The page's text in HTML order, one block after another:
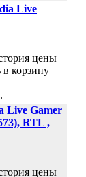
Live
в корзину
Live Gamer
RTL ,